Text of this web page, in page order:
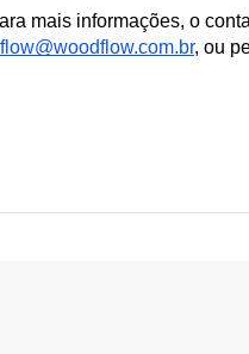
mais informações, o
, ou